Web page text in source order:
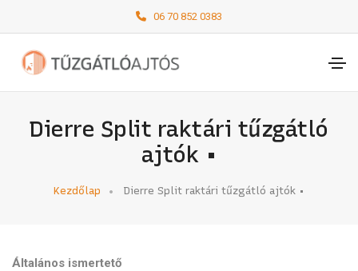
06 70 852 0383
Dierre Split raktári tűzgátló
ajtók •
Kezdőlap Dierre Split raktári tűzgátló ajtók •
Általános ismertető